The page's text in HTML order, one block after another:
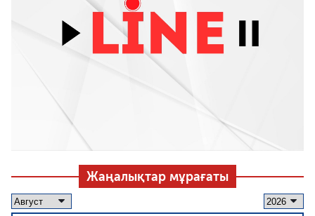
Жаңалықтар мұрағаты